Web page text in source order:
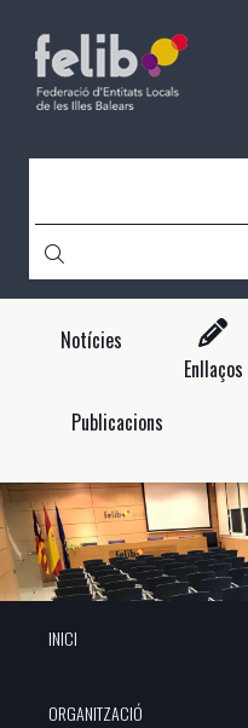
contingut
Notícies
Enllaços
Publicacions
INICI
ORGANITZACIÓ